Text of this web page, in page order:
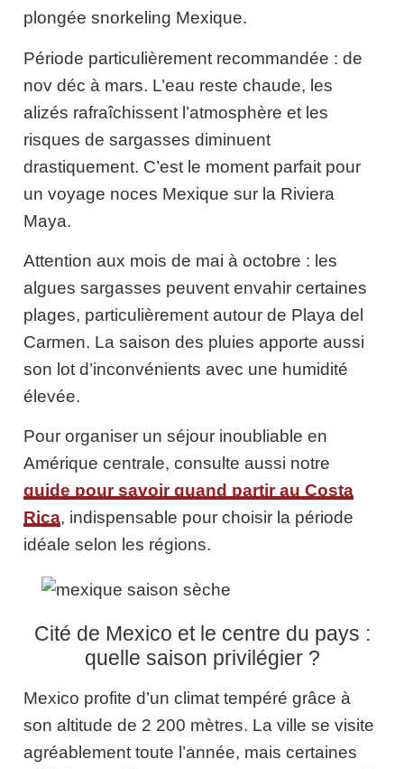
plongée snorkeling Mexique.
Période particulièrement recommandée : de
nov déc à mars. L’eau reste chaude, les
alizés rafraîchissent l’atmosphère et les
risques de sargasses diminuent
drastiquement. C’est le moment parfait pour
un voyage noces Mexique sur la Riviera
Maya.
Attention aux mois de mai à octobre : les
algues sargasses peuvent envahir certaines
plages, particulièrement autour de Playa del
Carmen. La saison des pluies apporte aussi
son lot d’inconvénients avec une humidité
élevée.
Pour organiser un séjour inoubliable en
Amérique centrale, consulte aussi notre
guide pour savoir quand partir au Costa
Rica, indispensable pour choisir la période
idéale selon les régions.
Cité de Mexico et le centre du pays :
quelle saison privilégier ?
Mexico profite d’un climat tempéré grâce à
son altitude de 2 200 mètres. La ville se visite
agréablement toute l’année, mais certaines